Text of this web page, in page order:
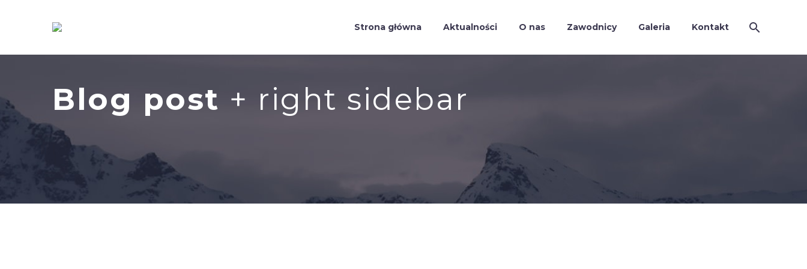
Strona główna Aktualności O nas Zawodnicy Galeria Kontakt
Blog post + right sidebar